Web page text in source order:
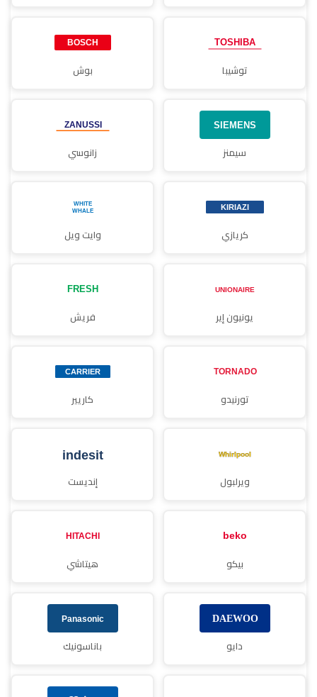
توشيبا بوش
سيمنز زانوسي
كريازي وايت ويل
يونيون إير فريش
تورنيدو كاريير
ويرلبول إنديست
بيكو هيتاشي
دايو باناسونيك